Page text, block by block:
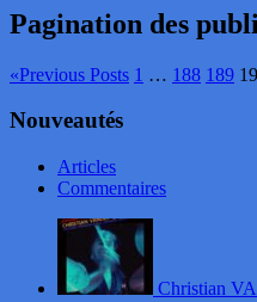
Pagination des
«Previous Posts 1 … 188 189
Nouveautés
Articles
Commentaires
Christian